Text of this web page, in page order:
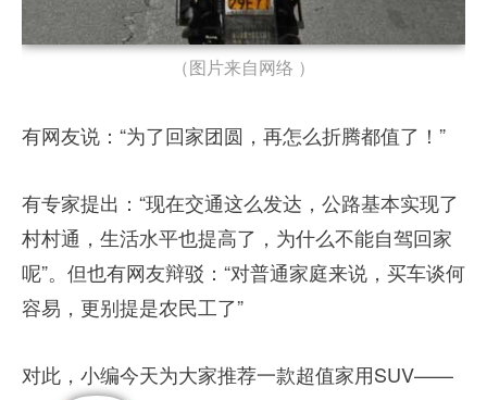
（图片来自网络 ）
有网友说：“为了回家团圆，再怎么折腾都值了！”
有专家提出：“现在交通这么发达，公路基本实现了
村村通，生活水平也提高了，为什么不能自驾回家
呢”。但也有网友辩驳：“对普通家庭来说，买车谈何
容易，更别提是农民工了”
对此，小编今天为大家推荐一款超值家用SUV——